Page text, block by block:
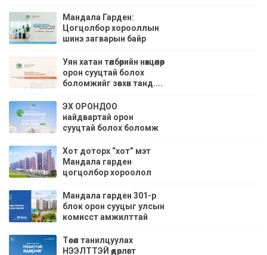
ЦОГЦОЛБОР
ХОРООЛОЛ
Мандала Гарден:
Цогцолбор хорооллын
шинэ загварын байр
байна.
Уян хатан төлбөрийн нөхцөлөөр
орон сууцтай болох
боломжийг зөвхөн танд....
ЭХ ОРОНДОО
найдвартай орон
сууцтай болох боломж
Хот доторх “хот” мэт
Мандала гарден
цогцолбор хороолол
Мандала гарден 301-р
блок орон сууцыг улсын
комисст амжилттай
Төсөл танилцуулах
НЭЭЛТТЭЙ өдөрлөгт